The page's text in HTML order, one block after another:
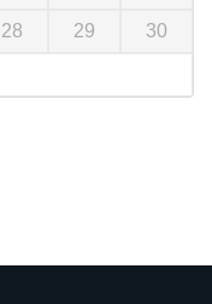
28 29 30